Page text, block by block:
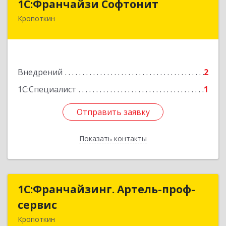
1С:Франчайзи Софтонит
Кропоткин
Внедрений
2
1С:Специалист
1
Отправить заявку
Показать контакты
352380, Краснодарский край, Кавказский р-н,
Отправить заявку
Назад
1С:Франчайзинг. Артель-проф-
сервис
Кропоткин
1С:Франчайзинг. Артель-проф-